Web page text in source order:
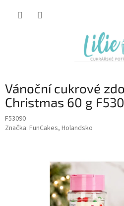
Vánoční cukrové
Christmas 60 g
F53090
Značka: FunCakes, Holandsko